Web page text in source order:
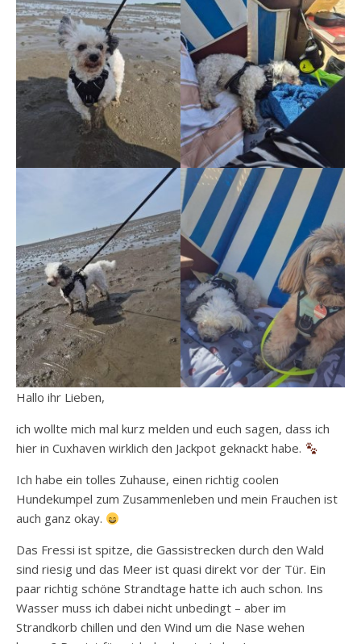
Hallo ihr Lieben,
ich wollte mich mal kurz melden und euch sagen, dass ich
hier in Cuxhaven wirklich den Jackpot geknackt habe.
Ich habe ein tolles Zuhause, einen richtig coolen
Hundekumpel zum Zusammenleben und mein Frauchen ist
auch ganz okay.
Das Fressi ist spitze, die Gassistrecken durch den Wald
sind riesig und das Meer ist quasi direkt vor der Tür. Ein
paar richtig schöne Strandtage hatte ich auch schon. Ins
Wasser muss ich dabei nicht unbedingt – aber im
Strandkorb chillen und den Wind um die Nase wehen